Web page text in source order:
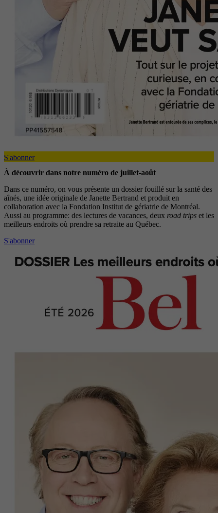
S'abonner
À découvrir dans notre numéro de juillet-août
Dans ce numéro, on vous présente un dossier fouillé sur la santé des
aînés, une idée originale de Janette Bertrand et produit en
collaboration avec la Fondation Institut de gériatrie de Montréal.
Aussi au programme: des lectures de vacances, deux road trips et les
meilleurs endroits où prendre sa retraite au Québec.
S'abonner